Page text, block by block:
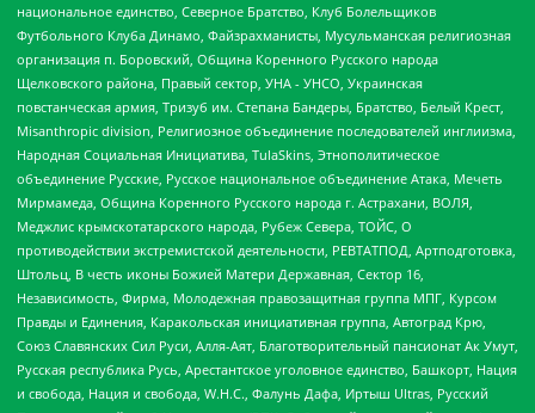
национальное единство, Северное Братство, Клуб Болельщиков
Футбольного Клуба Динамо, Файзрахманисты, Мусульманская религиозная
организация п. Боровский, Община Коренного Русского народа
Щелковского района, Правый сектор, УНА - УНСО, Украинская
повстанческая армия, Тризуб им. Степана Бандеры, Братство, Белый Крест,
Misanthropic division, Религиозное объединение последователей инглиизма,
Народная Социальная Инициатива, TulaSkins, Этнополитическое
объединение Русские, Русское национальное объединение Атака, Мечеть
Мирмамеда, Община Коренного Русского народа г. Астрахани, ВОЛЯ,
Меджлис крымскотатарского народа, Рубеж Севера, ТОЙС, О
противодействии экстремистской деятельности, РЕВТАТПОД, Артподготовка,
Штольц, В честь иконы Божией Матери Державная, Сектор 16,
Независимость, Фирма, Молодежная правозащитная группа МПГ, Курсом
Правды и Единения, Каракольская инициативная группа, Автоград Крю,
Союз Славянских Сил Руси, Алля-Аят, Благотворительный пансионат Ак Умут,
Русская республика Русь, Арестантское уголовное единство, Башкорт, Нация
и свобода, Нация и свобода, W.H.С., Фалунь Дафа, Иртыш Ultras, Русский